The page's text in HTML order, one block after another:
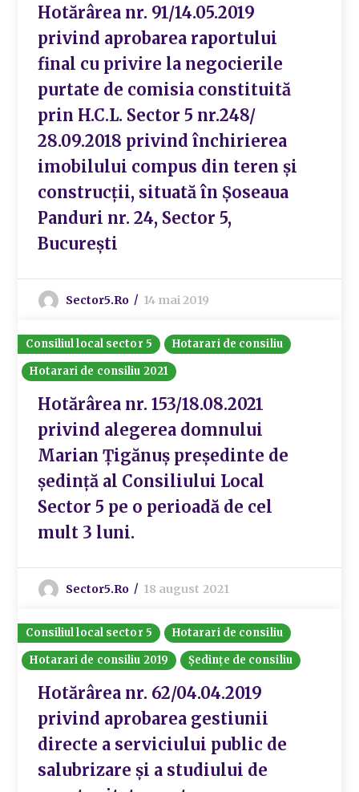
Hotărârea nr. 91/14.05.2019
privind aprobarea raportului
final cu privire la negocierile
purtate de comisia constituită
prin H.C.L. Sector 5 nr.248/
28.09.2018 privind închirierea
imobilului compus din teren și
construcții, situată în Șoseaua
Panduri nr. 24, Sector 5,
București
Sector5.ro 14 mai 2019
Consiliul local sector 5
Hotarari de consiliu
Hotarari de consiliu 2021
Hotărârea nr. 153/18.08.2021
privind alegerea domnului
Marian Țigănuș președinte de
ședință al Consiliului Local
Sector 5 pe o perioadă de cel
mult 3 luni.
Sector5.ro 18 august 2021
Consiliul local sector 5
Hotarari de consiliu
Hotarari de consiliu 2019
Ședințe de consiliu
Hotărârea nr. 62/04.04.2019
privind aprobarea gestiunii
directe a serviciului public de
salubrizare și a studiului de